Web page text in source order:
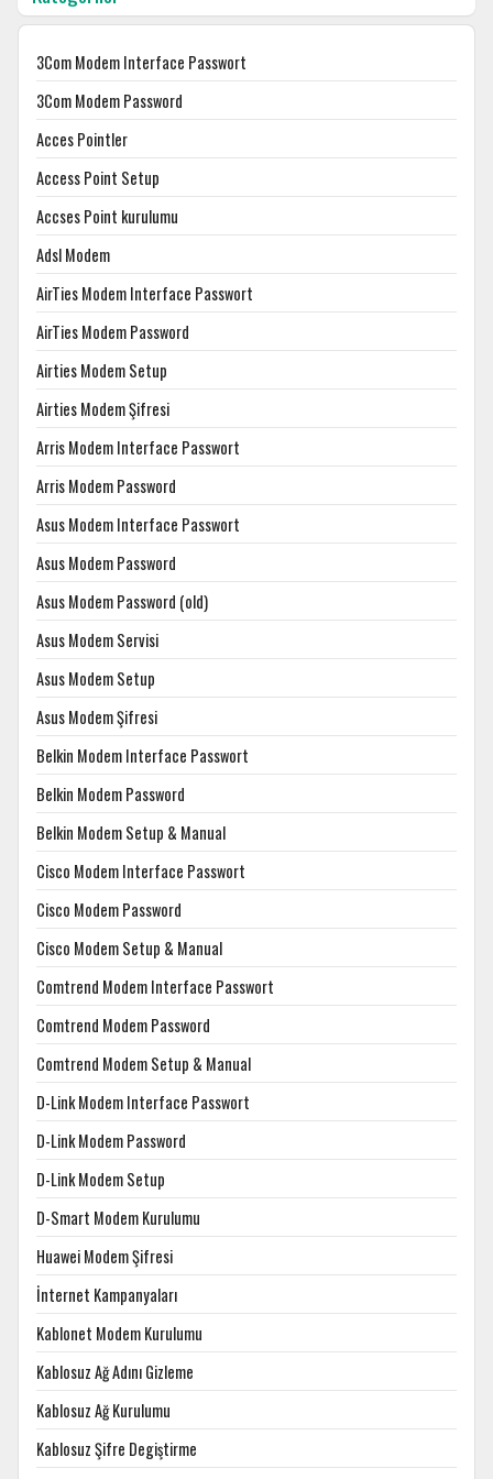
3Com Modem Interface Passwort
3Com Modem Password
Acces Pointler
Access Point Setup
Accses Point kurulumu
Adsl Modem
AirTies Modem Interface Passwort
AirTies Modem Password
Airties Modem Setup
Airties Modem Şifresi
Arris Modem Interface Passwort
Arris Modem Password
Asus Modem Interface Passwort
Asus Modem Password
Asus Modem Password (old)
Asus Modem Servisi
Asus Modem Setup
Asus Modem Şifresi
Belkin Modem Interface Passwort
Belkin Modem Password
Belkin Modem Setup & Manual
Cisco Modem Interface Passwort
Cisco Modem Password
Cisco Modem Setup & Manual
Comtrend Modem Interface Passwort
Comtrend Modem Password
Comtrend Modem Setup & Manual
D-Link Modem Interface Passwort
D-Link Modem Password
D-Link Modem Setup
D-Smart Modem Kurulumu
Huawei Modem Şifresi
İnternet Kampanyaları
Kablonet Modem Kurulumu
Kablosuz Ağ Adını Gizleme
Kablosuz Ağ Kurulumu
Kablosuz Şifre Degiştirme